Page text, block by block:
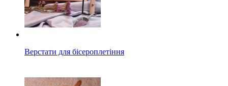
Верстати для бісероплетіння